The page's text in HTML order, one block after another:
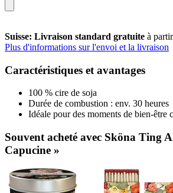
Suisse: Livraison standard gratuite à
Plus d'informations sur l'envoi et la livraison
Caractéristiques et avantages
100 % cire de soja
Durée de combustion : env. 30 heures
Idéale pour des moments de bien-être
Souvent acheté avec Sköna Ting
Capucine »